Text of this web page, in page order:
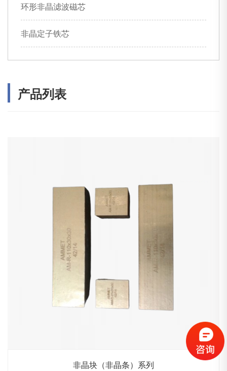
环形非晶滤波磁芯
非晶定子铁芯
产品列表
非晶块（非晶条）系列